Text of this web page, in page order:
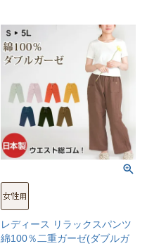
レディース リラックスパンツ
綿100％二重ガーゼ(ダブルガ